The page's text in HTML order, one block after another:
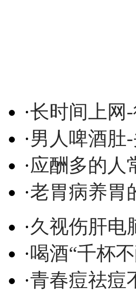
·长时间上网
·男人啤酒肚
·应酬多的人
·老胃病养胃
·久视伤肝电
·喝酒“千杯
·青春痘祛痘